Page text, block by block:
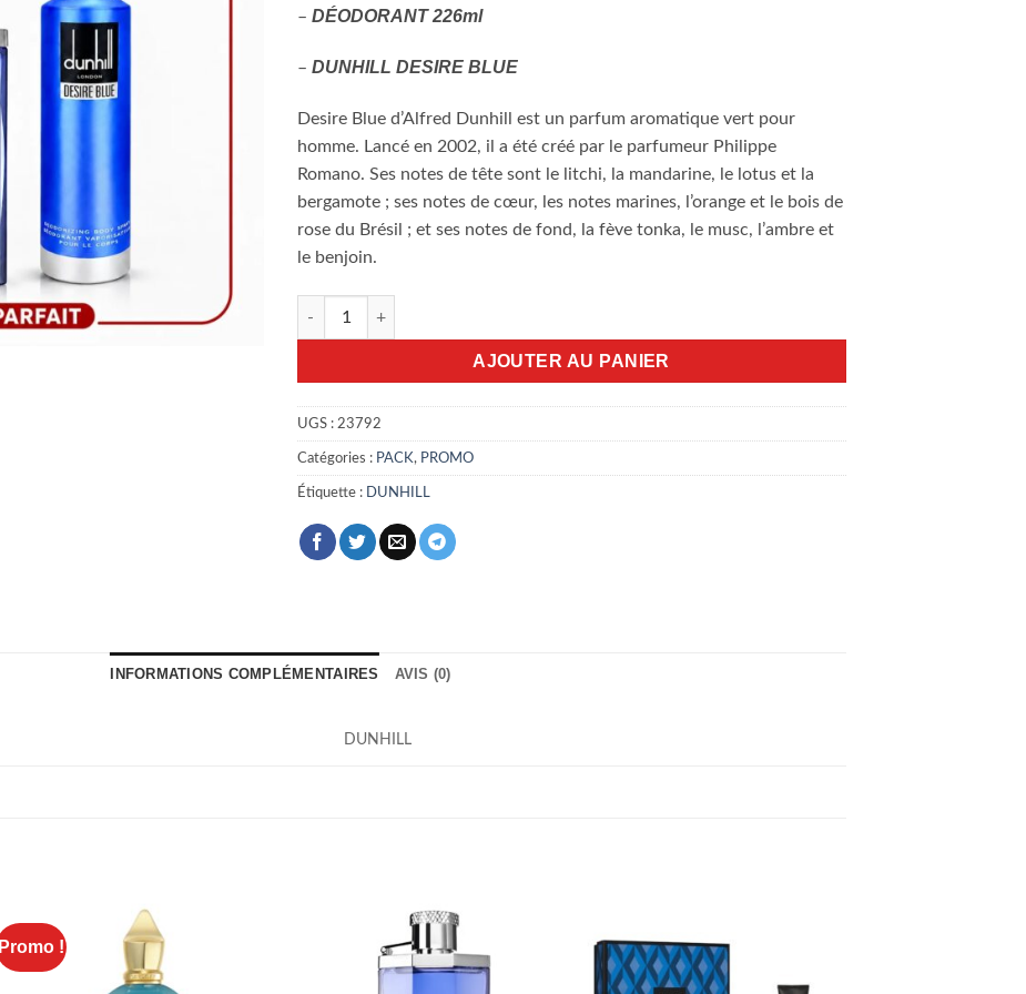
– DÉODORANT 226ml
– DUNHILL DESIRE BLUE
Desire Blue d’Alfred Dunhill est un parfum aromatique vert pour
homme. Lancé en 2002, il a été créé par le parfumeur Philippe
Romano. Ses notes de tête sont le litchi, la mandarine, le lotus et la
bergamote ; ses notes de cœur, les notes marines, l’orange et le bois de
rose du Brésil ; et ses notes de fond, la fève tonka, le musc, l’ambre et
le benjoin.
AJOUTER AU PANIER
UGS : 23792
Catégories : PACK, PROMO
Étiquette : DUNHILL
INFORMATIONS COMPLÉMENTAIRES AVIS (0)
DUNHILL
Promo !